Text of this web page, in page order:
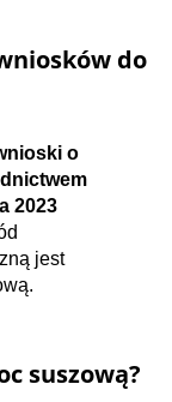
do
o
2023
jest
suszową?